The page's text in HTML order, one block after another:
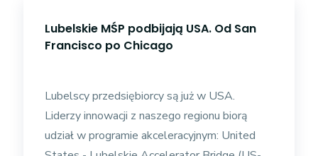
Lubelskie MŚP podbijają USA. Od San
Francisco po Chicago
Lubelscy przedsiębiorcy są już w USA.
Liderzy innowacji z naszego regionu biorą
udział w programie akceleracyjnym: United